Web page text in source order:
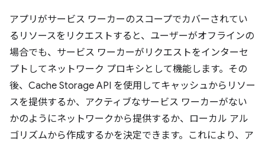
アプリがサービス ワーカーのスコープでカバーされてい
るリソースをリクエストすると、ユーザーがオフラインの
場合でも、サービス ワーカーがリクエストをインターセ
プトしてネットワーク プロキシとして機能します。その
後、Cache Storage API を使用してキャッシュからリソー
スを提供するか、アクティブなサービス ワーカーがない
かのようにネットワークから提供するか、ローカル アル
ゴリズムから作成するかを決定できます。これにより、ア